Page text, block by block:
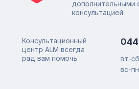
дополнительными
консультацией.
Консультационный
центр ALM всегда
рад вам помочь
вт-сб
вс-пн